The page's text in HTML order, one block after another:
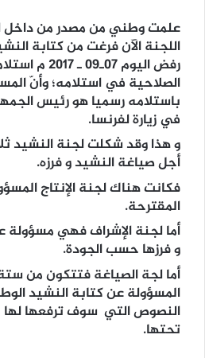
علمت وطني من مصدر من داخل
اللجنة الآن فرغت من كتابة
رفض اليوم
الصلاحية في استلامه؛ وأنّ
باستلامه رسميا هو رئيس
في زيارة لفرنسا.
و هذا وقد شكلت لجنة النشيد
أجل صياغة النشيد و فرزه.
فكانت هناك لجنة الإنتاج
المقترحة.
أما لجنة الإشراف فهي مسؤولة
و فرزها حسب الجودة.
أما لجة الصياغة فتتكون من
المسؤولة عن كتابة النشيد
النصوص التي سوف ترفعها لها
تحتها.